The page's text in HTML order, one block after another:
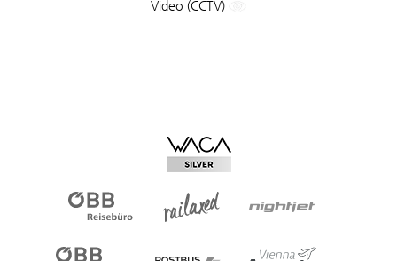
Video (CCTV)